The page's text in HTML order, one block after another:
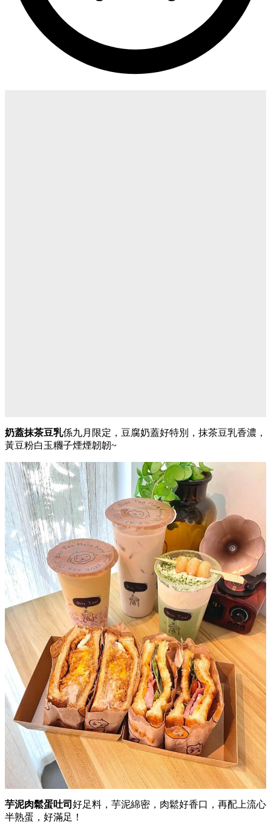
奶蓋抹茶豆乳係九月限定，豆腐奶蓋好特別，抹茶豆乳香濃，
黃豆粉白玉糰子煙煙韌韌~
芋泥肉鬆蛋吐司 好足料，芋泥綿密，肉鬆好香口，再配上流心
半熟蛋，好滿足！